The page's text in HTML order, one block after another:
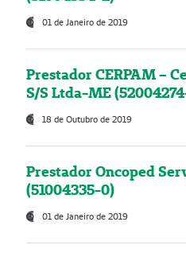
01 de Janeiro de 2019
Prestador CERPAM –
S/S Ltda-ME
18 de Outubro de 2019
Prestador Oncoped
(51004335-0)
01 de Janeiro de 2019